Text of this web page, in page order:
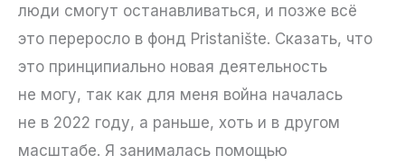
люди смогут останавливаться, и позже всё
это переросло в фонд Pristanište. Сказать, что
это принципиально новая деятельность
не могу, так как для меня война началась
не в 2022 году, а раньше, хоть и в другом
масштабе. Я занималась помощью